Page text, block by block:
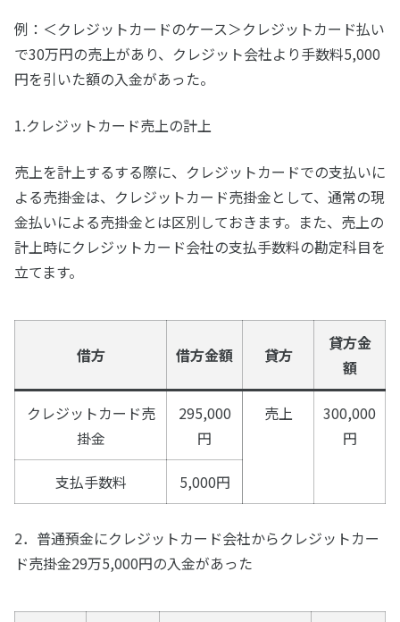
例：＜クレジットカードのケース＞クレジットカード払い
で30万円の売上があり、クレジット会社より手数料5,000
円を引いた額の入金があった。
1.クレジットカード売上の計上
売上を計上するする際に、クレジットカードでの支払いに
よる売掛金は、クレジットカード売掛金として、通常の現
金払いによる売掛金とは区別しておきます。また、売上の
計上時にクレジットカード会社の支払手数料の勘定科目を
立てます。
借方 借方金額 貸方
貸方金
額
クレジットカード売
掛金
295,000
円
売上
300,000
円
支払手数料 5,000円
2．普通預金にクレジットカード会社からクレジットカー
ド売掛金29万5,000円の入金があった